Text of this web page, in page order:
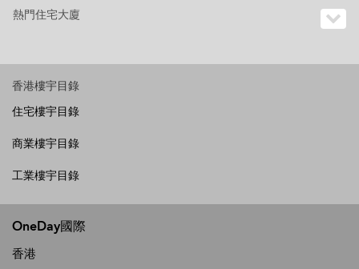
熱門住宅大廈
香港樓宇目錄
住宅樓宇目錄
商業樓宇目錄
工業樓宇目錄
OneDay國際
香港